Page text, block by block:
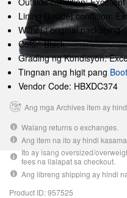
Lining (Inside) condition:
Without original packaging
Color: Black
Grading ng Kondisyon:
Tingnan ang higit pang
Vendor Code: HBXDC374
Ang mga Archives item ay
Walang returns o exchanges.
Ang item na ito ay hindi
Ito ay isang oversized/
fees na ilalapat sa checkout.
Ang libreng shipping ay hindi
Product ID: 957525